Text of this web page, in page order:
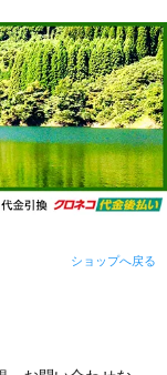
ショップへ戻る